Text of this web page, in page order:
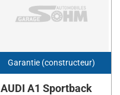
Garantie (constructeur)
AUDI A1 Sportback